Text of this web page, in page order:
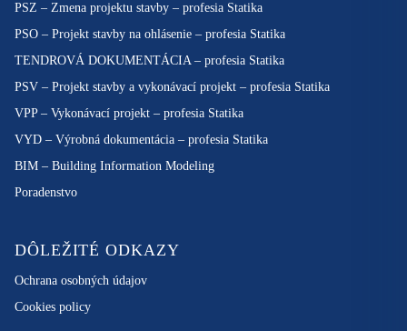
PSZ – Zmena projektu stavby – profesia Statika
PSO – Projekt stavby na ohlásenie – profesia Statika
TENDROVÁ DOKUMENTÁCIA – profesia Statika
PSV – Projekt stavby a vykonávací projekt – profesia Statika
VPP – Vykonávací projekt – profesia Statika
VYD – Výrobná dokumentácia – profesia Statika
BIM – Building Information Modeling
Poradenstvo
DÔLEŽITÉ ODKAZY
Ochrana osobných údajov
Cookies policy